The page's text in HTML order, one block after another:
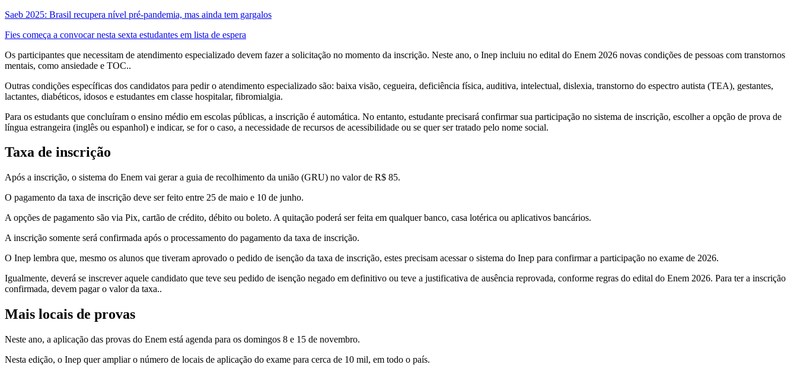
Saeb 2025: Brasil recupera nível pré-pandemia, mas ainda tem gargalos
Fies começa a convocar nesta sexta estudantes em lista de espera
Os participantes que necessitam de atendimento especializado devem fazer a solicitação no momento da inscrição. Neste ano, o Inep incluiu no edital do Enem 2026 novas condições de pessoas com transtornos
mentais, como ansiedade e TOC..
Outras condições específicas dos candidatos para pedir o atendimento especializado são: baixa visão, cegueira, deficiência física, auditiva, intelectual, dislexia, transtorno do espectro autista (TEA), gestantes,
lactantes, diabéticos, idosos e estudantes em classe hospitalar, fibromialgia.
Para os estudants que concluíram o ensino médio em escolas públicas, a inscrição é automática. No entanto, estudante precisará confirmar sua participação no sistema de inscrição, escolher a opção de prova de
língua estrangeira (inglês ou espanhol) e indicar, se for o caso, a necessidade de recursos de acessibilidade ou se quer ser tratado pelo nome social.
Taxa de inscrição
Após a inscrição, o sistema do Enem vai gerar a guia de recolhimento da união (GRU) no valor de R$ 85.
O pagamento da taxa de inscrição deve ser feito entre 25 de maio e 10 de junho.
A opções de pagamento são via Pix, cartão de crédito, débito ou boleto. A quitação poderá ser feita em qualquer banco, casa lotérica ou aplicativos bancários.
A inscrição somente será confirmada após o processamento do pagamento da taxa de inscrição.
O Inep lembra que, mesmo os alunos que tiveram aprovado o pedido de isenção da taxa de inscrição, estes precisam acessar o sistema do Inep para confirmar a participação no exame de 2026.
Igualmente, deverá se inscrever aquele candidato que teve seu pedido de isenção negado em definitivo ou teve a justificativa de ausência reprovada, conforme regras do edital do Enem 2026. Para ter a inscrição
confirmada, devem pagar o valor da taxa..
Mais locais de provas
Neste ano, a aplicação das provas do Enem está agenda para os domingos 8 e 15 de novembro.
Nesta edição, o Inep quer ampliar o número de locais de aplicação do exame para cerca de 10 mil, em todo o país.